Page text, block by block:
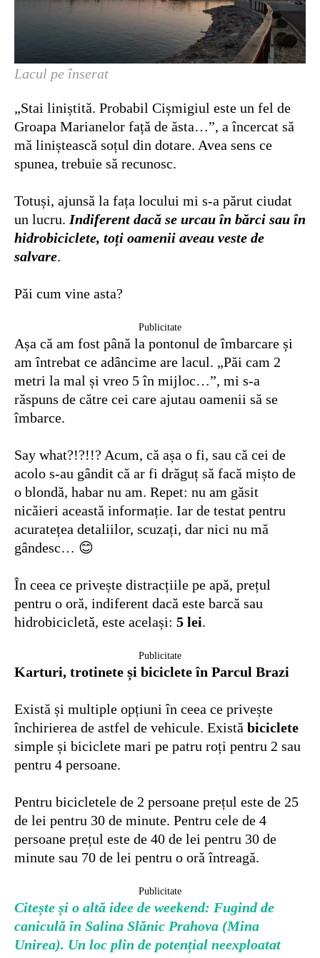
Lacul pe înserat
„Stai liniștită. Probabil Cișmigiul este un fel de
Groapa Marianelor față de ăsta…”, a încercat să
mă liniștească soțul din dotare. Avea sens ce
spunea, trebuie să recunosc.
Totuși, ajunsă la fața locului mi s-a părut ciudat
un lucru. Indiferent dacă se urcau în bărci sau în
hidrobiciclete, toți oamenii aveau veste de
salvare.
Păi cum vine asta?
Publicitate
Așa că am fost până la pontonul de îmbarcare și
am întrebat ce adâncime are lacul. „Păi cam 2
metri la mal și vreo 5 în mijloc…”, mi s-a
răspuns de către cei care ajutau oamenii să se
îmbarce.
Say what?!?!!? Acum, că așa o fi, sau că cei de
acolo s-au gândit că ar fi drăguț să facă mișto de
o blondă, habar nu am. Repet: nu am găsit
nicăieri această informație. Iar de testat pentru
acuratețea detaliilor, scuzați, dar nici nu mă
gândesc… 😊
În ceea ce privește distracțiile pe apă, prețul
pentru o oră, indiferent dacă este barcă sau
hidrobicicletă, este același: 5 lei.
Publicitate
Karturi, trotinete și biciclete în Parcul Brazi
Există și multiple opțiuni în ceea ce privește
închirierea de astfel de vehicule. Există biciclete
simple și biciclete mari pe patru roți pentru 2 sau
pentru 4 persoane.
Pentru bicicletele de 2 persoane prețul este de 25
de lei pentru 30 de minute. Pentru cele de 4
persoane prețul este de 40 de lei pentru 30 de
minute sau 70 de lei pentru o oră întreagă.
Publicitate
Citește și o altă idee de weekend: Fugind de
caniculă în Salina Slănic Prahova (Mina
Unirea). Un loc plin de potențial neexploatat